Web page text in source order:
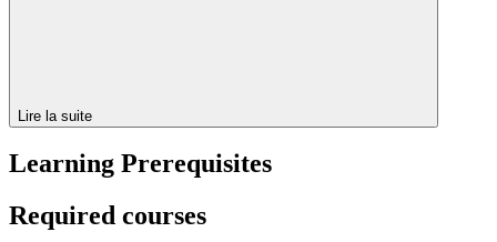
Lire la suite
Learning Prerequisites
Required courses